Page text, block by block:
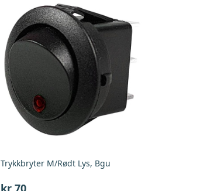
Trykkbryter M/Rødt Lys, Bgu
kr 70